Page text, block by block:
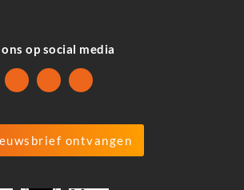
op social media
ontvangen